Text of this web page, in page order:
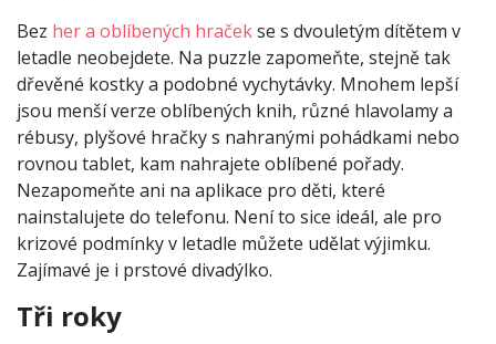
Bez her a oblíbených hračekse s dvouletým dítětem v
letadle neobejdete. Na puzzle zapomeňte, stejně tak
dřevěné kostky a podobné vychytávky. Mnohem lepší
jsou menší verze oblíbených knih, různé hlavolamy a
rébusy, plyšové hračky s nahranými pohádkami nebo
rovnou tablet, kam nahrajete oblíbené pořady.
Nezapomeňte ani na aplikace pro děti, které
nainstalujete do telefonu. Není to sice ideál, ale pro
krizové podmínky v letadle můžete udělat výjimku.
Zajímavé je i prstové divadýlko.
Tři roky